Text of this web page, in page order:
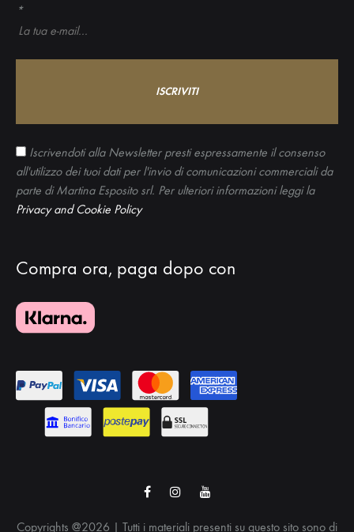
*
Iscrivendoti alla Newsletter presti espressamente il consenso
all'utilizzo dei tuoi dati per l'invio di comunicazioni commerciali da
parte di Martina Esposito srl. Per ulteriori informazioni leggi la
Privacy and Cookie Policy
Compra ora, paga dopo con
Copyrights @2026 | Tutti i materiali presenti su questo sito sono di
FacebookInstagramYoutube